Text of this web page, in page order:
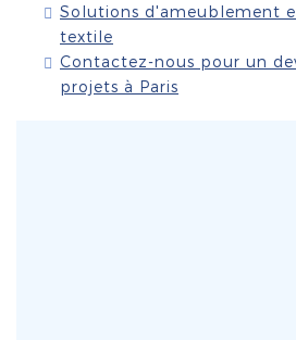
Solutions d'ameublement
textile
Contactez-nous pour un
projets à Paris